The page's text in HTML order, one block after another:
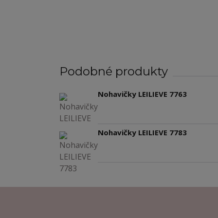
Podobné produkty
Nohavičky LEILIEVE 7763
Nohavičky LEILIEVE 7783